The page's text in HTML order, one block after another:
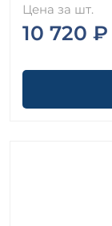
Цена за шт.
10 720 ₽